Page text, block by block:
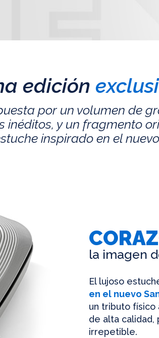
edición
por un volumen de
y un fragmento
inspirado en el
la imagen
El lujoso
en el nuevo
un tributo físico
de alta
irrepetible.